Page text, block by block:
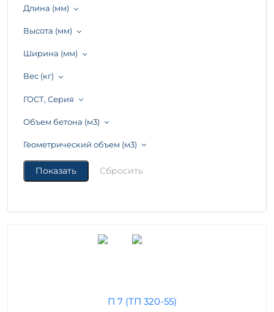
Длина (мм)
Высота (мм)
Ширина (мм)
Вес (кг)
ГОСТ, Серия
Объем бетона (м3)
Геометрический объем (м3)